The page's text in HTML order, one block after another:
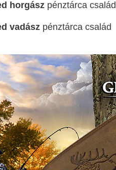
horgász pénztárca család
vadász pénztárca család